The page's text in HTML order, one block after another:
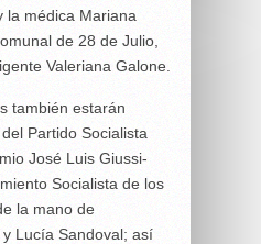
la médica Mariana
de 28 de Julio,
Valeriana Galone.
también estarán
Partido Socialista
José Luis Giussi-
Socialista de los
la mano de
Lucía Sandoval; así